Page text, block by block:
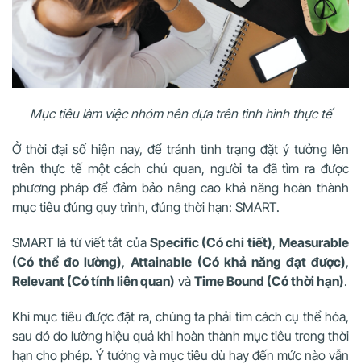
Mục tiêu làm việc nhóm nên dựa trên tình hình thực tế
Ở thời đại số hiện nay, để tránh tình trạng đặt ý tưởng lên
trên thực tế một cách chủ quan, người ta đã tìm ra được
phương pháp để đảm bảo nâng cao khả năng hoàn thành
mục tiêu đúng quy trình, đúng thời hạn: SMART.
SMART là từ viết tắt của Specific (Có chi tiết),Measurable
(Có thể đo lường),Attainable (Có khả năng đạt được),
Relevant (Có tính liên quan) và Time Bound (Có thời hạn).
Khi mục tiêu được đặt ra, chúng ta phải tìm cách cụ thể hóa,
sau đó đo lường hiệu quả khi hoàn thành mục tiêu trong thời
hạn cho phép. Ý tưởng và mục tiêu dù hay đến mức nào vẫn